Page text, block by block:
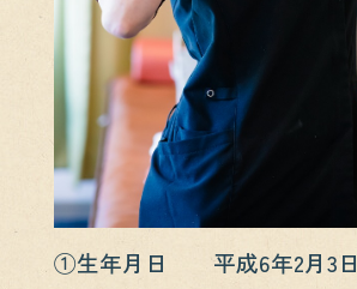
①生年月日 平成6年2月3日